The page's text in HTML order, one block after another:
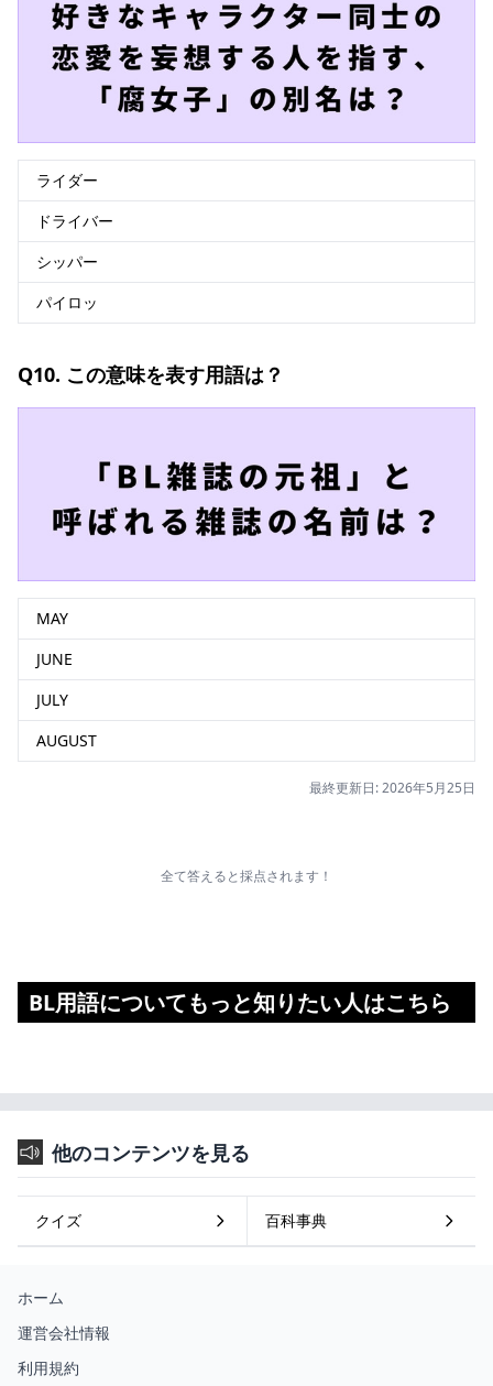
ライダー
ドライバー
シッパー
パイロッ
Q10. この意味を表す用語は？
MAY
JUNE
JULY
AUGUST
最終更新日: 2026年5月25日
全て答えると採点されます！
BL用語についてもっと知りたい人はこちら
他のコンテンツを見る
クイズ 百科事典
ホーム
運営会社情報
利用規約